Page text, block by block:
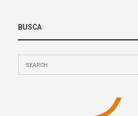
BUSCA